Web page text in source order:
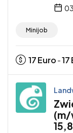
Minijob
17Euro -17
(m/